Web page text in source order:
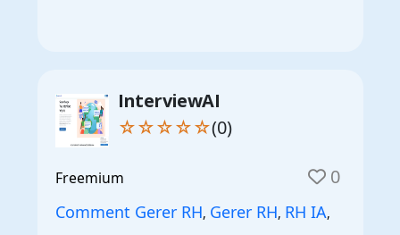
InterviewAI
☆☆☆☆☆(0)
Freemium 0
Comment Gerer RH, Gerer RH, RH IA,